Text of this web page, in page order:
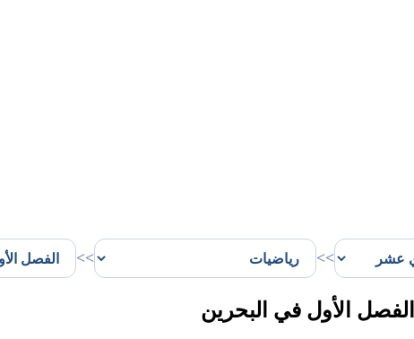
>>
>>
الأول في البحرين